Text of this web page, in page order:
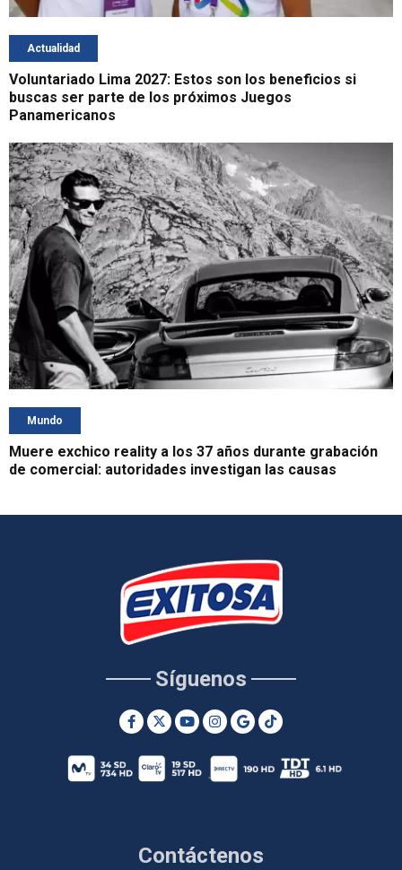
Actualidad
Voluntariado Lima 2027: Estos son los beneficios si
buscas ser parte de los próximos Juegos
Panamericanos
Mundo
Muere exchico reality a los 37 años durante grabación
de comercial: autoridades investigan las causas
Contáctenos
Síguenos